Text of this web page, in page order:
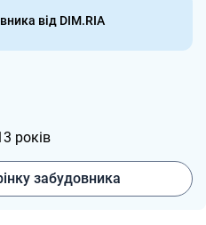
від DIM.RIA
років
забудовника